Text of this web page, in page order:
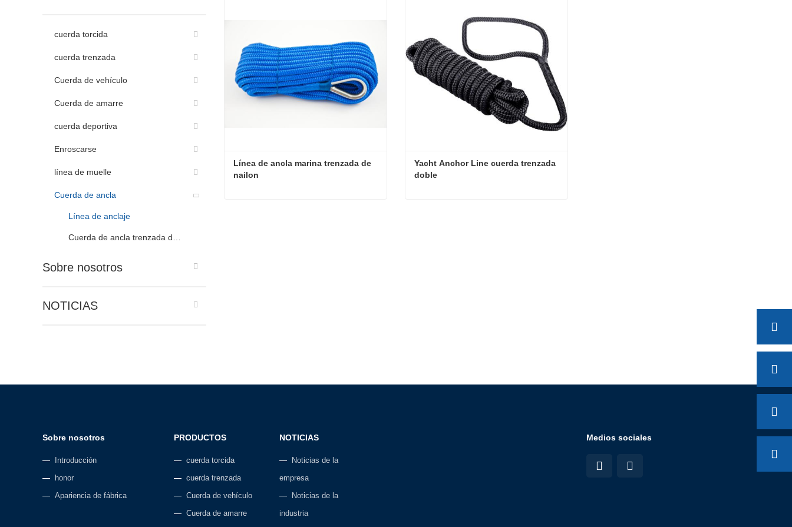
cuerda torcida
cuerda trenzada
Cuerda de vehículo
Cuerda de amarre
cuerda deportiva
Enroscarse
línea de muelle
Cuerda de ancla
Línea de anclaje
Sobre nosotros
NOTICIAS
Línea de ancla marina trenzada de
nailon
Yacht Anchor Line cuerda trenzada
doble
Sobre nosotros
Introducción
honor
Apariencia de fábrica
PRODUCTOS
cuerda torcida
cuerda trenzada
Cuerda de vehículo
Cuerda de amarre
NOTICIAS
Noticias de la
empresa
Noticias de la
industria
Medios sociales